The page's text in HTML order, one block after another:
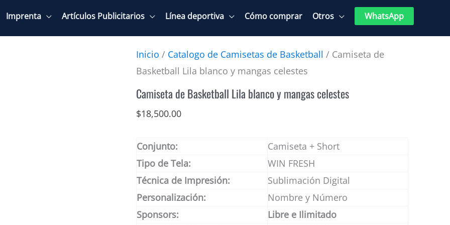
Imprenta Artículos Publicitarios Línea deportiva Cómo comprar Otros WhatsApp
Inicio / Catalogo de Camisetas de Basketball / Camiseta de
Basketball Lila blanco y mangas celestes
Camiseta de Basketball Lila blanco y mangas celestes
$18,500.00
Conjunto:
Camiseta + Short
Tipo de Tela:
WIN FRESH
Técnica de Impresión:
Sublimación Digital
Personalización:
Nombre y Número
Sponsors:
Libre e Ilimitado